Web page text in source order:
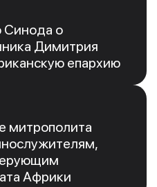
Синода о
Димитрия
епархию
митрополита
Африки